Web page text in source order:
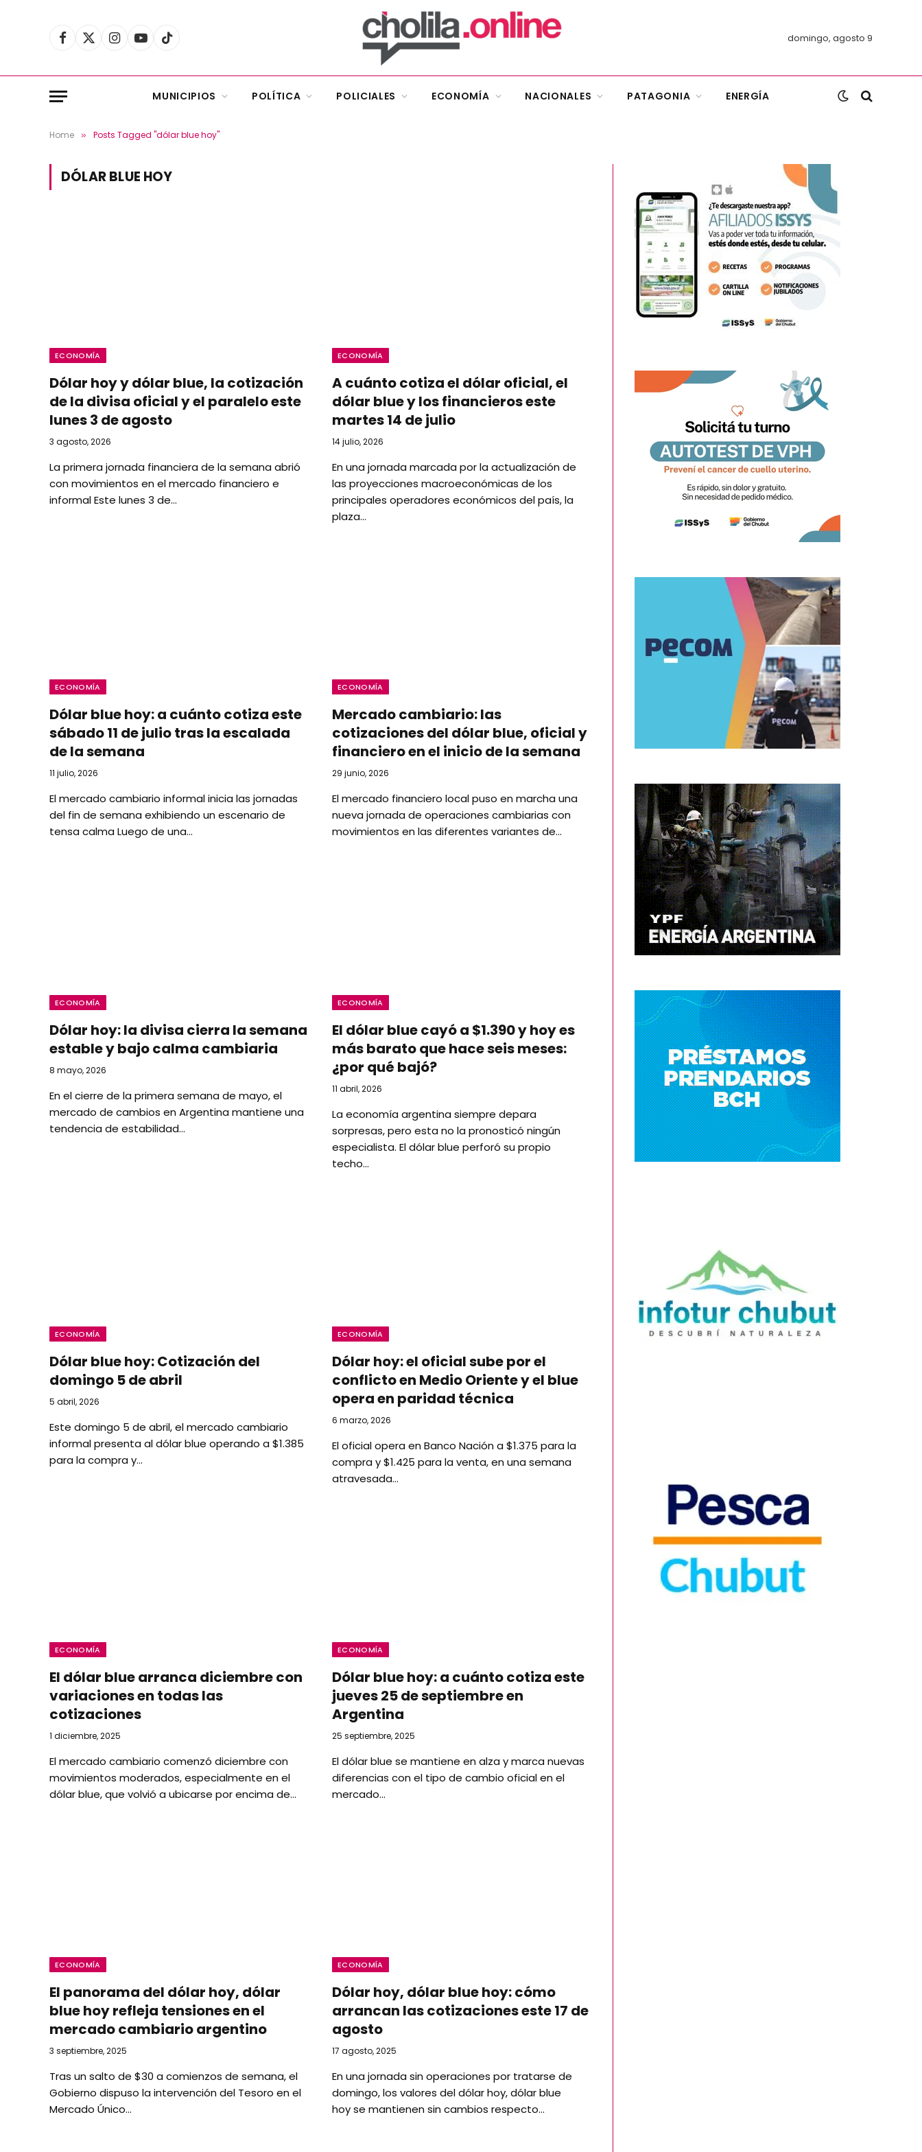
Facebook
X
Instagram
YouTubeTikTok domingo, agosto 9
MUNICIPIOS POLÍTICA POLICIALES ECONOMÍA NACIONALES PATAGONIA ENERGÍA
Home » Posts Tagged "dólar blue hoy"
DÓLAR BLUE HOY
ECONOMÍA
Dólar hoy y dólar blue, la cotización
de la divisa oficial y el paralelo este
lunes 3 de agosto
3 agosto, 2026
La primera jornada financiera de la semana abrió
con movimientos en el mercado financiero e
informal Este lunes 3 de…
ECONOMÍA
A cuánto cotiza el dólar oficial, el
dólar blue y los financieros este
martes 14 de julio
14 julio, 2026
En una jornada marcada por la actualización de
las proyecciones macroeconómicas de los
principales operadores económicos del país, la
plaza…
ECONOMÍA
Dólar blue hoy: a cuánto cotiza este
sábado 11 de julio tras la escalada
de la semana
11 julio, 2026
El mercado cambiario informal inicia las jornadas
del fin de semana exhibiendo un escenario de
tensa calma Luego de una…
ECONOMÍA
Mercado cambiario: las
cotizaciones del dólar blue, oficial y
financiero en el inicio de la semana
29 junio, 2026
El mercado financiero local puso en marcha una
nueva jornada de operaciones cambiarias con
movimientos en las diferentes variantes de…
ECONOMÍA
Dólar hoy: la divisa cierra la semana
estable y bajo calma cambiaria
8 mayo, 2026
En el cierre de la primera semana de mayo, el
mercado de cambios en Argentina mantiene una
tendencia de estabilidad…
ECONOMÍA
El dólar blue cayó a $1.390 y hoy es
más barato que hace seis meses:
¿por qué bajó?
11 abril, 2026
La economía argentina siempre depara
sorpresas, pero esta no la pronosticó ningún
especialista. El dólar blue perforó su propio
techo…
ECONOMÍA
Dólar blue hoy: Cotización del
domingo 5 de abril
5 abril, 2026
Este domingo 5 de abril, el mercado cambiario
informal presenta al dólar blue operando a $1.385
para la compra y…
ECONOMÍA
Dólar hoy: el oficial sube por el
conflicto en Medio Oriente y el blue
opera en paridad técnica
6 marzo, 2026
El oficial opera en Banco Nación a $1.375 para la
compra y $1.425 para la venta, en una semana
atravesada…
ECONOMÍA
El dólar blue arranca diciembre con
variaciones en todas las
cotizaciones
1 diciembre, 2025
El mercado cambiario comenzó diciembre con
movimientos moderados, especialmente en el
dólar blue, que volvió a ubicarse por encima de…
ECONOMÍA
Dólar blue hoy: a cuánto cotiza este
jueves 25 de septiembre en
Argentina
25 septiembre, 2025
El dólar blue se mantiene en alza y marca nuevas
diferencias con el tipo de cambio oficial en el
mercado…
ECONOMÍA
El panorama del dólar hoy, dólar
blue hoy refleja tensiones en el
mercado cambiario argentino
3 septiembre, 2025
Tras un salto de $30 a comienzos de semana, el
Gobierno dispuso la intervención del Tesoro en el
Mercado Único…
ECONOMÍA
Dólar hoy, dólar blue hoy: cómo
arrancan las cotizaciones este 17 de
agosto
17 agosto, 2025
En una jornada sin operaciones por tratarse de
domingo, los valores del dólar hoy, dólar blue
hoy se mantienen sin cambios respecto…